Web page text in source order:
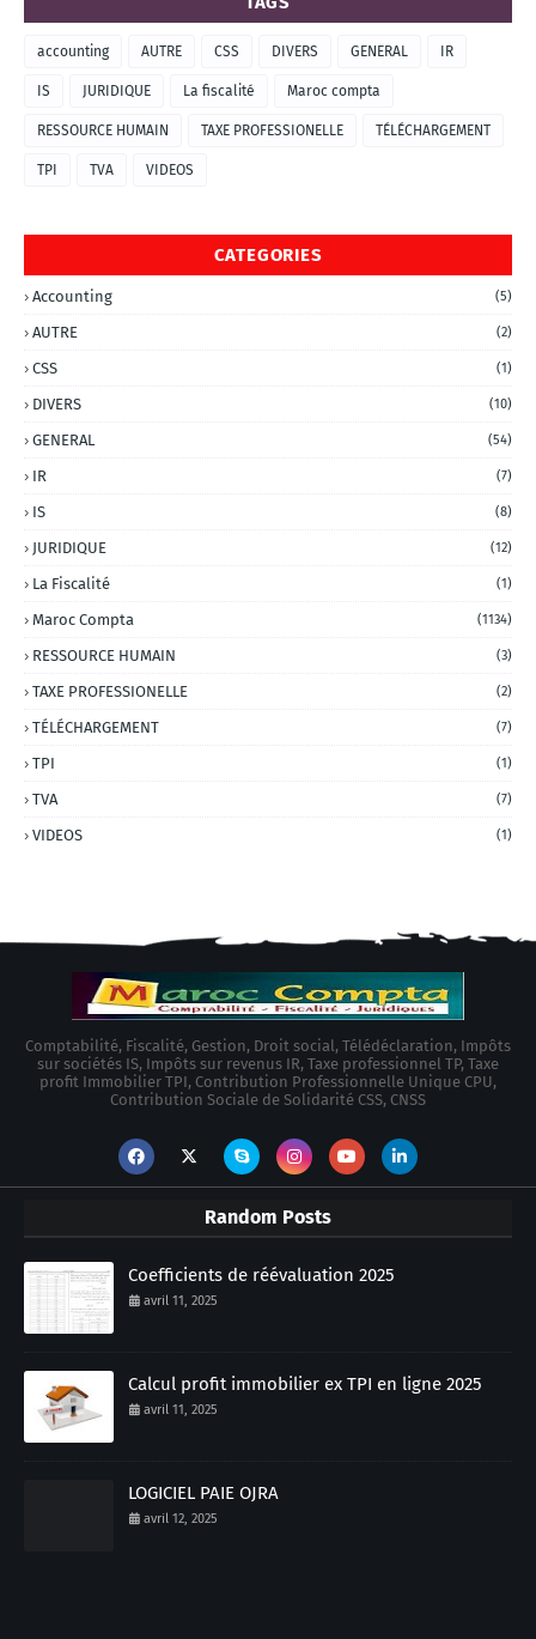
accounting AUTRE CSS DIVERS GENERAL IR
IS JURIDIQUE La fiscalité Maroc compta
RESSOURCE HUMAIN TAXE PROFESSIONELLE TÉLÉCHARGEMENT
TPI TVA VIDEOS
CATEGORIES
Accounting (5)
AUTRE (2)
CSS (1)
DIVERS (10)
GENERAL (54)
IR (7)
IS (8)
JURIDIQUE (12)
La Fiscalité (1)
Maroc Compta (1134)
RESSOURCE HUMAIN (3)
TAXE PROFESSIONELLE (2)
TÉLÉCHARGEMENT (7)
TPI (1)
TVA (7)
VIDEOS (1)
Comptabilité, Fiscalité, Gestion, Droit social, Télédéclaration, Impôts
sur sociétés IS, Impôts sur revenus IR, Taxe professionnel TP, Taxe
profit Immobilier TPI, Contribution Professionnelle Unique CPU,
Contribution Sociale de Solidarité CSS, CNSS
Random Posts
Coefficients de réévaluation 2025
avril 11, 2025
Calcul profit immobilier ex TPI en ligne 2025
avril 11, 2025
LOGICIEL PAIE OJRA
avril 12, 2025